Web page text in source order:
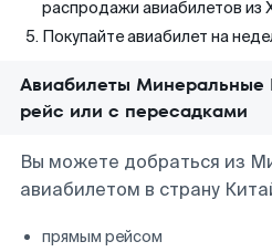
распродажи авиабилетов из
Покупайте авиабилет на
Авиабилеты Минеральные
рейс или с пересадками
Вы можете добраться из
авиабилетом в страну
прямым рейсом